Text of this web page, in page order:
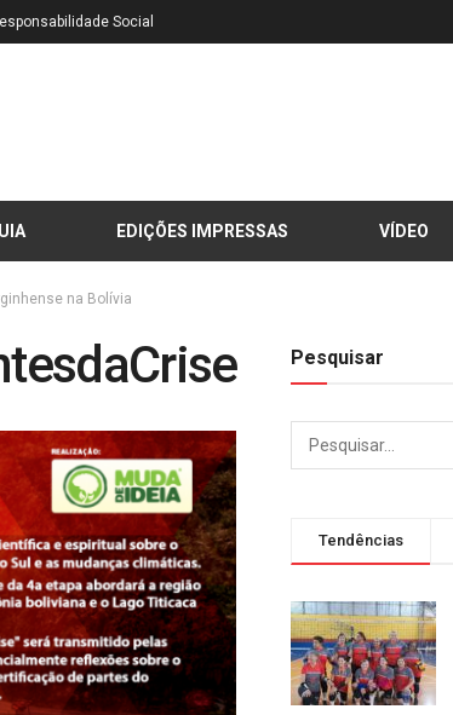
Social
EDIÇÕES IMPRESSAS VÍDEO
na Bolívia
Pesquisar
Tendências